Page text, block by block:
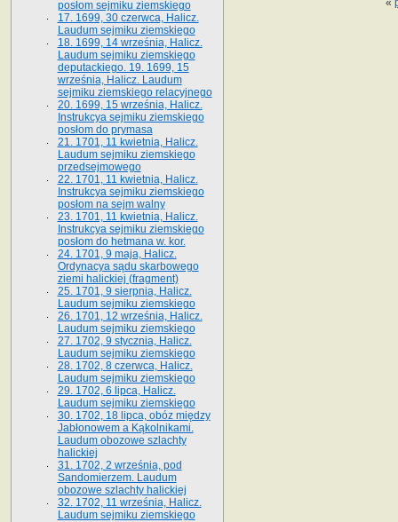
posłom sejmiku ziemskiego
17. 1699, 30 czerwca, Halicz.
Laudum sejmiku ziemskiego
18. 1699, 14 września, Halicz.
Laudum sejmiku ziemskiego
deputackiego. 19. 1699, 15
września, Halicz. Laudum
sejmiku ziemskiego relacyjnego
20. 1699, 15 września, Halicz.
Instrukcya sejmiku ziemskiego
posłom do prymasa
21. 1701, 11 kwietnia, Halicz.
Laudum sejmiku ziemskiego
przedsejmowego
22. 1701, 11 kwietnia, Halicz.
Instrukcya sejmiku ziemskiego
posłom na sejm walny
23. 1701, 11 kwietnia, Halicz.
Instrukcya sejmiku ziemskiego
posłom do hetmana w. kor.
24. 1701, 9 maja, Halicz.
Ordynacya sądu skarbowego
ziemi halickiej (fragment)
25. 1701, 9 sierpnia, Halicz.
Laudum sejmiku ziemskiego
26. 1701, 12 września, Halicz.
Laudum sejmiku ziemskiego
27. 1702, 9 stycznia, Halicz.
Laudum sejmiku ziemskiego
28. 1702, 8 czerwca, Halicz.
Laudum sejmiku ziemskiego
29. 1702, 6 lipca, Halicz.
Laudum sejmiku ziemskiego
30. 1702, 18 lipca, obóz między
Jabłonowem a Kąkolnikami.
Laudum obozowe szlachty
halickiej
31. 1702, 2 września, pod
Sandomierzem. Laudum
obozowe szlachty halickiej
32. 1702, 11 września, Halicz.
Laudum sejmiku ziemskiego